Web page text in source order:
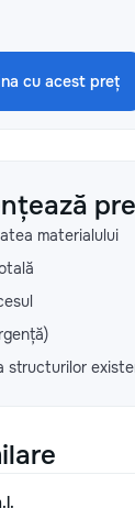
cu acest preț
materialului
structurilor